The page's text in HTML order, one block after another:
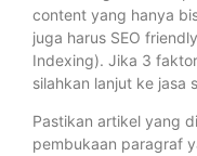
content yang hanya
juga harus SEO
Indexing). Jika 3
silahkan lanjut ke jasa
Pastikan artikel yang
pembukaan paragraf